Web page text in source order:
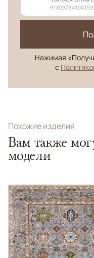
Нажимая
с
Похожие изделия
Вам также
модели